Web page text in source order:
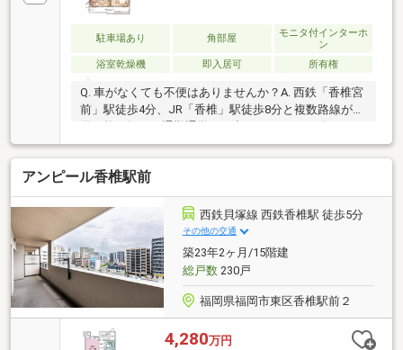
駐車場あり 角部屋
モニタ付インターホ
ン
浴室乾燥機
即入居可 所有権
Q. 車がなくても不便はありませんか？A. 西鉄「香椎宮
前」駅徒歩4分、JR「香椎」駅徒歩8分と複数路線が利
用可能。毎日の通勤通学やお出かけもスムーズです。
Q. 収納スペースは十分にありますか？A. 7.5帖の洋室
にはウォークインクローゼットを完備。ご家族の荷物
もしっかり収納でき、居住空間を広く使えます。Q. 休
日の過ごしやすさはどうですか？A. 参道近くの落ち着
いた住環境です。近隣には商業施設も揃っており、休
日のお出かけやお買い物も快適にお楽しみいただけま
す。Q. 家族で過ごすリビングの特徴は？A. 15.8帖の
LDKは、ご家族が自然と集まるくつろぎの空間となっ
ております
アンピール香椎駅前
西鉄貝塚線 西鉄香椎駅 徒歩5分
その他の交通
築23年2ヶ月/15階建
総戸数230戸
福岡県福岡市東区香椎駅前２
4,280万円